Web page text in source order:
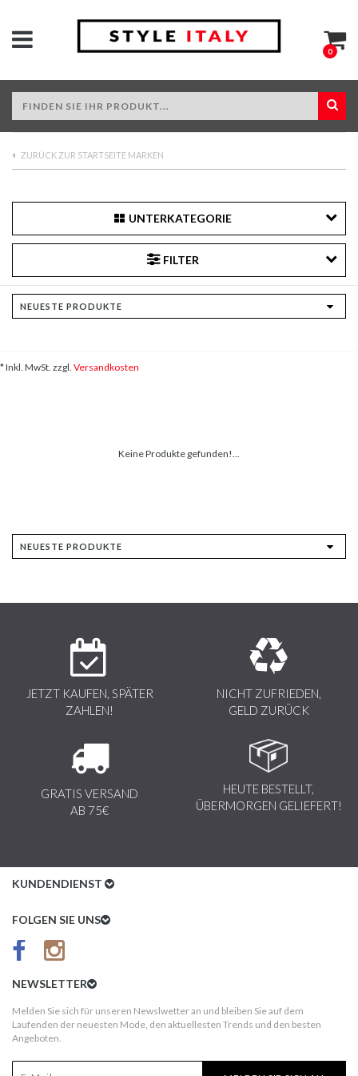
0
ZURÜCK ZUR STARTSEITE MARKEN
UNTERKATEGORIE
FILTER
* Inkl. MwSt. zzgl. Versandkosten
Keine Produkte gefunden!...
JETZT KAUFEN, SPÄTER
ZAHLEN!
NICHT ZUFRIEDEN,
GELD ZURÜCK
GRATIS VERSAND
AB 75€
HEUTE BESTELLT,
ÜBERMORGEN GELIEFERT!
KUNDENDIENST
Kundenservice
AGB
Kundeninformationen
FOLGEN SIE UNS
NEWSLETTER
Melden Sie sich für unseren Newslwetter an und bleiben Sie auf dem
Laufenden der neuesten Mode, den aktuellesten Trends und den besten
Angeboten.